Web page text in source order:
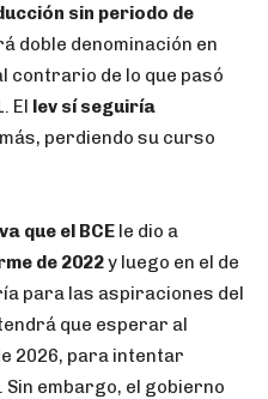
sin periodo de
doble denominación en
contrario de lo que pasó
El lev sí seguiría
más, perdiendo su curso
que el BCE le dio a
de 2022y luego en el de
para las aspiraciones del
que esperar al
2026, para intentar
embargo, el gobierno